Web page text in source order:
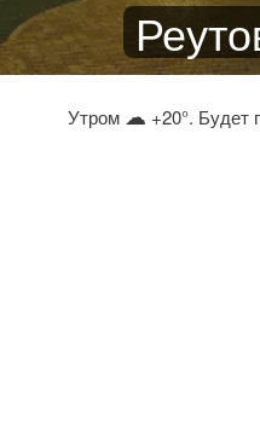
Утром ☁ +20°. Будет